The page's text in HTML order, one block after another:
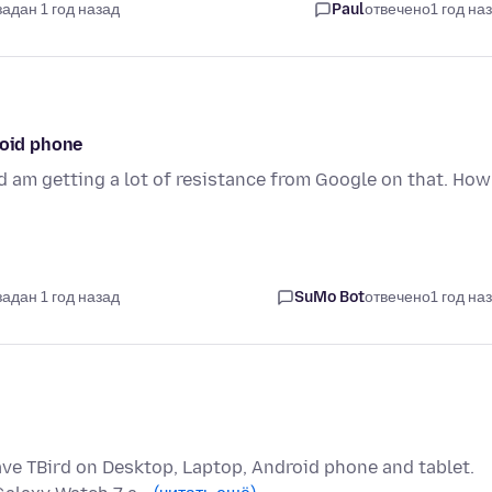
1 год назад Paulотвечено1 год
phone
getting a lot of resistance from Google on that. How
1 год назад SuMo Botотвечено1 год
TBird on Desktop, Laptop, Android phone and tablet.